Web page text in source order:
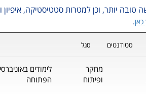
.
סטודנטים סגל
מחקר
ופיתוח
לימודים
הפתוחה